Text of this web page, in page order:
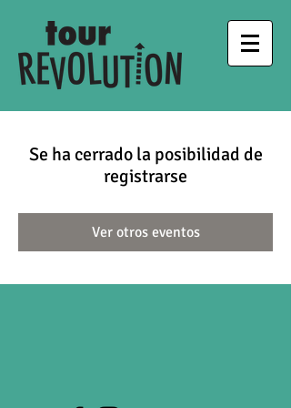
Se ha cerrado la posibilidad de
registrarse
Ver otros eventos